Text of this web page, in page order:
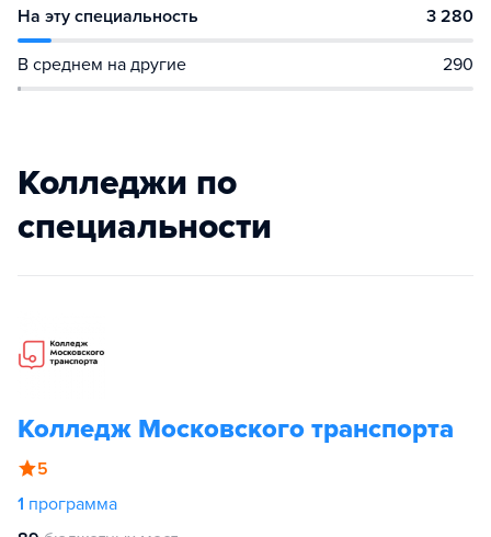
На эту специальность 3 280
В среднем на другие 290
Колледжи по
специальности
Колледж Московского транспорта
5
1 программа